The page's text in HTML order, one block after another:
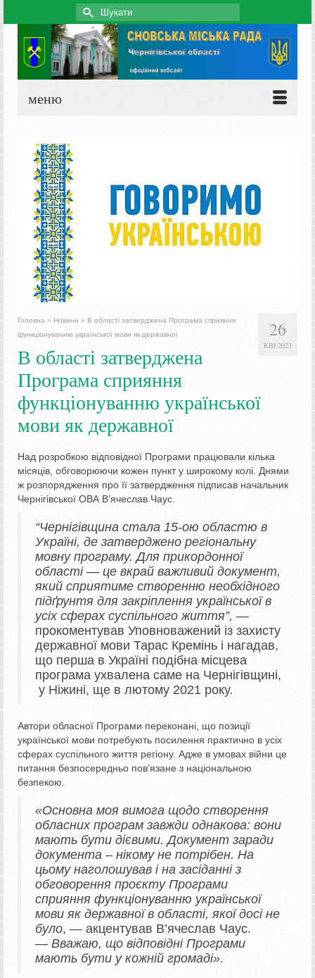
Search
for:
меню
26
КВІ 2023
Головна » Новини » В області затверджена Програма сприяння
функціонуванню української мови як державної
В області затверджена
Програма сприяння
функціонуванню української
мови як державної
Над розробкою відповідної Програми працювали кілька
місяців, обговорюючи кожен пункт у широкому колі. Днями
ж розпорядження про її затвердження підписав начальник
Чернігівської ОВА В’ячеслав Чаус.
“Чернігівщина стала 15-ою областю в
Україні, де затверджено регіональну
мовну програму. Для прикордонної
області — це вкрай важливий документ,
який сприятиме створенню необхідного
підґрунтя для закріплення української в
усіх сферах суспільного життя”, —
прокоментував Уповноважений із захисту
державної мови Тарас Кремінь і нагадав,
що перша в Україні подібна місцева
програма ухвалена саме на Чернігівщині,
у Ніжині, ще в лютому 2021 року.
Автори обласної Програми переконані, що позиції
української мови потребують посилення практично в усіх
сферах суспільного життя регіону. Адже в умовах війни це
питання безпосередньо пов’язане з національною
безпекою.
«Основна моя вимога щодо створення
обласних програм завжди однакова: вони
мають бути дієвими. Документ заради
документа – нікому не потрібен. На
цьому наголошував і на засіданні з
обговорення проєкту Програми
сприяння функціонуванню української
мови як державної в області, якої досі не
було, — акцентував В’ячеслав Чаус.
— Вважаю, що відповідні Програми
мають бути у кожній громаді».